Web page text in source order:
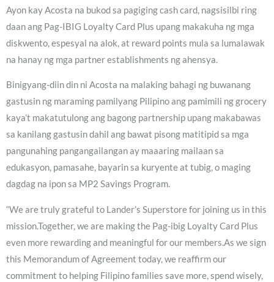
Ayon kay Acosta na bukod sa pagiging cash card, nagsisilbi ring
daan ang Pag-IBIG Loyalty Card Plus upang makakuha ng mga
diskwento, espesyal na alok, at reward points mula sa lumalawak
na hanay ng mga partner establishments ng ahensya.
Binigyang-diin din ni Acosta na malaking bahagi ng buwanang
gastusin ng maraming pamilyang Pilipino ang pamimili ng grocery
kaya’t makatutulong ang bagong partnership upang makabawas
sa kanilang gastusin dahil ang bawat pisong matitipid sa mga
pangunahing pangangailangan ay maaaring mailaan sa
edukasyon, pamasahe, bayarin sa kuryente at tubig, o maging
dagdag na ipon sa MP2 Savings Program.
“We are truly grateful to Lander’s Superstore for joining us in this
mission.Together, we are making the Pag-ibig Loyalty Card Plus
even more rewarding and meaningful for our members.As we sign
this Memorandum of Agreement today, we reaffirm our
commitment to helping Filipino families save more, spend wisely,